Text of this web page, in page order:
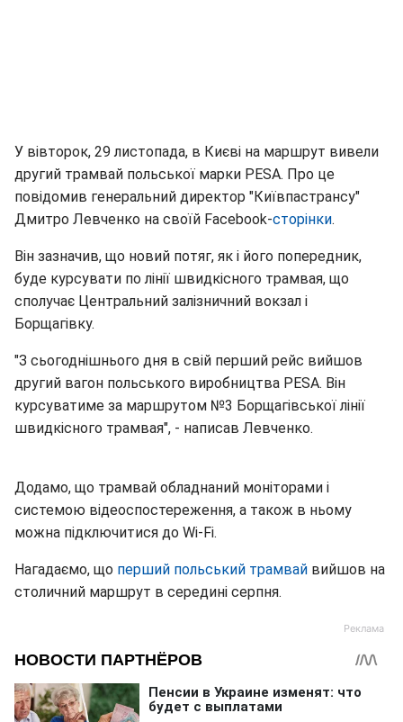
У вівторок, 29 листопада, в Києві на маршрут вивели
другий трамвай польської марки PESA. Про це
повідомив генеральний директор "Київпастрансу"
Дмитро Левченко на своїй Facebook-сторінки.
Він зазначив, що новий потяг, як і його попередник,
буде курсувати по лінії швидкісного трамвая, що
сполучає Центральний залізничний вокзал і
Борщагівку.
"З сьогоднішнього дня в свій перший рейс вийшов
другий вагон польського виробництва PESA. Він
курсуватиме за маршрутом №3 Борщагівської лінії
швидкісного трамвая", - написав Левченко.
Додамо, що трамвай обладнаний моніторами і
системою відеоспостереження, а також в ньому
можна підключитися до Wi-Fi.
Нагадаємо, що перший польський трамвай вийшов на
столичний маршрут в середині серпня.